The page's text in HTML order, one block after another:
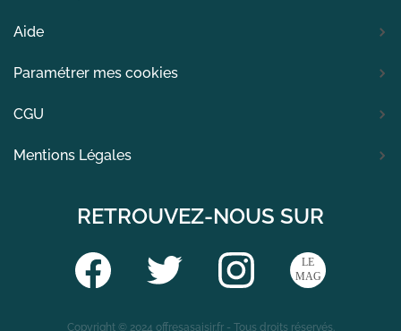
Aide
Paramétrer mes cookies
CGU
Mentions Légales
RETROUVEZ-NOUS SUR
Copyright © 2024 offresasaisir.fr - Tous droits réservés.